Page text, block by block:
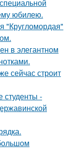
юбилею.
"Кругломордая"
в элегантном
сейчас строит
студенты -